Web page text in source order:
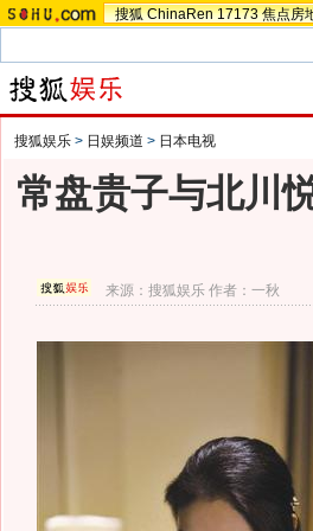
搜狐 ChinaRen 17173 焦点房
搜狐娱乐 > 日娱频道 > 日本电视
常盘贵子与北川
来源：搜狐娱乐 作者：一秋